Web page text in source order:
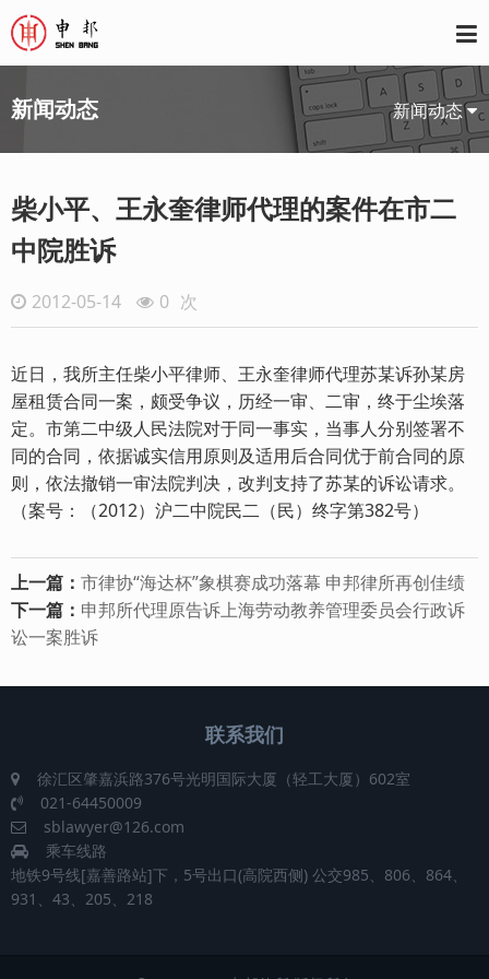
新闻动态 新闻动态
柴小平、王永奎律师代理的案件在市二
中院胜诉
2012-05-14 0 次
近日，我所主任柴小平律师、王永奎律师代理苏某诉孙某房
屋租赁合同一案，颇受争议，历经一审、二审，终于尘埃落
定。市第二中级人民法院对于同一事实，当事人分别签署不
同的合同，依据诚实信用原则及适用后合同优于前合同的原
则，依法撤销一审法院判决，改判支持了苏某的诉讼请求。
（案号：（2012）沪二中院民二（民）终字第382号）
上一篇： 市律协“海达杯”象棋赛成功落幕 申邦律所再创佳绩
下一篇： 申邦所代理原告诉上海劳动教养管理委员会行政诉
讼一案胜诉
联系我们
徐汇区肇嘉浜路376号光明国际大厦（轻工大厦）602室
021-64450009
sblawyer@126.com
乘车线路
地铁9号线[嘉善路站]下，5号出口(高院西侧) 公交985、806、864、
931、43、205、218